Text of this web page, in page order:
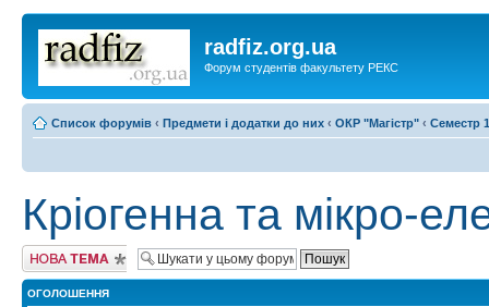
radfiz.org.ua
Форум студентів факультету РЕКС
Список форумів ‹ Предмети і додатки до них ‹ ОКР "Магістр" ‹ Семестр
Кріогенна та мікро-
Створити нову
тему
ОГОЛОШЕННЯ